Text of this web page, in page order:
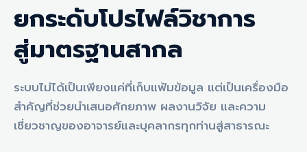
ยกระดับโปรไฟล์วิชาการ
สู่มาตรฐานสากล
ระบบไม่ได้เป็นเพียงแค่ที่เก็บแฟ้มข้อมูล แต่เป็นเครื่องมือ
สำคัญที่ช่วยนำเสนอศักยภาพ ผลงานวิจัย และความ
เชี่ยวชาญของอาจารย์และบุคลากรทุกท่านสู่สาธารณะ